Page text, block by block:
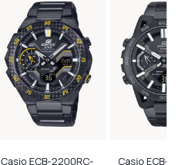
Casio ECB-2200RC-
Casio ECB-